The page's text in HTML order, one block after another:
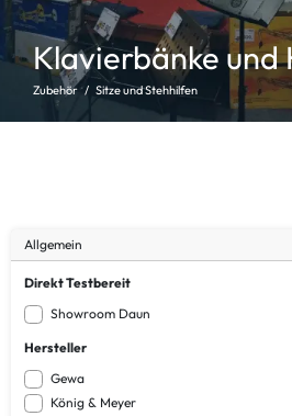
Klavierbänke und
Zubehör Sitze und Stehhilfen
Allgemein
Direkt Testbereit
Showroom Daun
Hersteller
Gewa
König & Meyer